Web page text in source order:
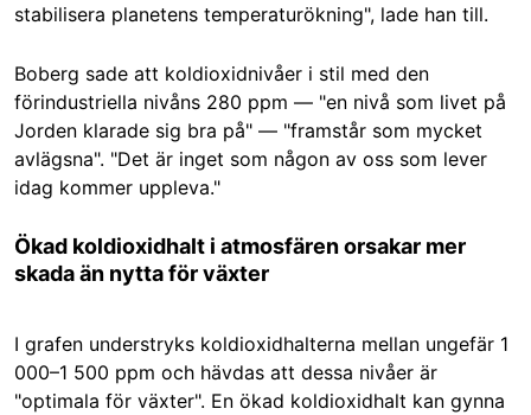
stabilisera planetens temperaturökning", lade han till.
Boberg sade att koldioxidnivåer i stil med den
förindustriella nivåns 280 ppm — "en nivå som livet på
Jorden klarade sig bra på" — "framstår som mycket
avlägsna". "Det är inget som någon av oss som lever
idag kommer uppleva."
Ökad koldioxidhalt i atmosfären orsakar mer
skada än nytta för växter
I grafen understryks koldioxidhalterna mellan ungefär 1
000–1 500 ppm och hävdas att dessa nivåer är
"optimala för växter". En ökad koldioxidhalt kan gynna